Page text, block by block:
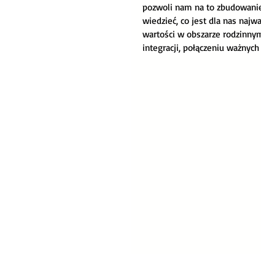
pozwoli nam na to
wiedzieć, co jest dla nas
wartości w obszarze
integracji, połączeniu